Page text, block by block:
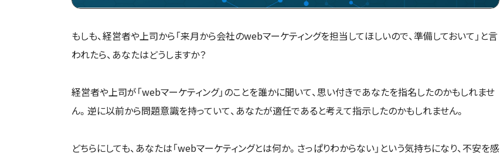
もしも、経営者や上司から「来月から会社のwebマーケティングを担当してほしいので、準備しておいて」と言
われたら、あなたはどうしますか？
経営者や上司が「webマーケティング」のことを誰かに聞いて、思い付きであなたを指名したのかもしれませ
ん。逆に以前から問題意識を持っていて、あなたが適任であると考えて指示したのかもしれません。
どちらにしても、あなたは「webマーケティングとは何か。さっぱりわからない」という気持ちになり、不安を感